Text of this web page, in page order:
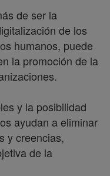
de ser la
de los
humanos, puede
la promoción de la
y la posibilidad
ayudan a eliminar
y creencias,
de la